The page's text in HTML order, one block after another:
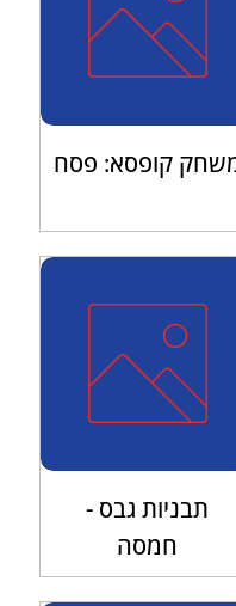
קופסא: פסח
תבניות גבס -
חמסה